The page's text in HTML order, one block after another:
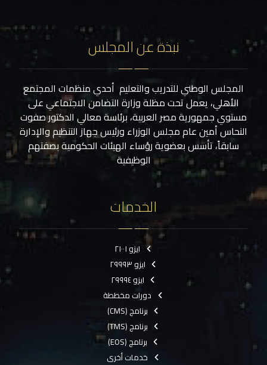
نبذة عن المجلس
المجلس الوطني للتدريب والتعليم أحدي منظمات المجتمع
الأهلي، يعمل تحت مظلة وزارة التضامن الاجتماعي على
مستوي جمهورية مصر العربية، برئاسة معالي الدكتور صفوت
النحاس أمين عام مجلس الوزراء ورئيس جهاز التنظيم والإدارة
سابقاً، تأسس بعضوية رؤساء الهيئات الحكومية بصفتهم
الوظيفية
الخدمات
ايزو ٢١٠٠١
ايزو ٢٩٩٩٣
ايزو ٢٩٩٩٤
دورات مخططة
برنامج (CMS)
برنامج (TMS)
برنامج (EOS)
خدمات أخرى